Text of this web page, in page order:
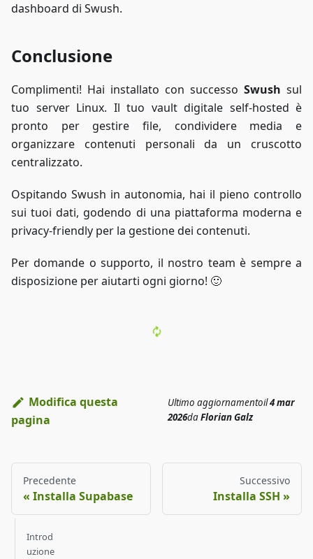
dashboard di Swush.
Conclusione
Complimenti! Hai installato con successo Swush sul
tuo server Linux. Il tuo vault digitale self-hosted è
pronto per gestire file, condividere media e
organizzare contenuti personali da un cruscotto
centralizzato.
Ospitando Swush in autonomia, hai il pieno controllo
sui tuoi dati, godendo di una piattaforma moderna e
privacy-friendly per la gestione dei contenuti.
Per domande o supporto, il nostro team è sempre a
disposizione per aiutarti ogni giorno! 🙂
Modifica questa
pagina
Ultimo aggiornamentoil4 mar
2026daFlorian Galz
Precedente
Installa Supabase
Successivo
Installa SSH
Introd
uzione